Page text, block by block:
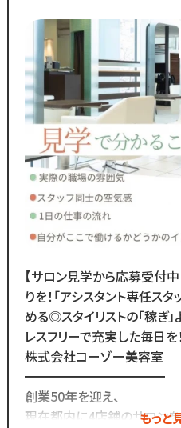
・月間来店人数2,000人以上
◆SNSで職場のリアルな雰
チェックできます！◆
￣￣￣￣￣￣￣￣￣￣￣
／
Instagram・TikTokで
当サロンの日常を配信中♪
＼
スタッフの技術紹介や職場の
撮影イベント・研修会の様子
リアルな職場環境をご覧
応募前に一度ご覧ください♪
Instagram ▷「
Tiktok ▷「＠kozo_recruit
で検索してください！
【サロン見学から応募受付
りを！「アシスタント専任ス
める◎スタイリストの「稼ぎ
レスフリーで充実し
株式会社コーゾー美容室
━━━━━━━━━━━
創業50年を迎え、
現在都内に4店舗のサロンを
もっと